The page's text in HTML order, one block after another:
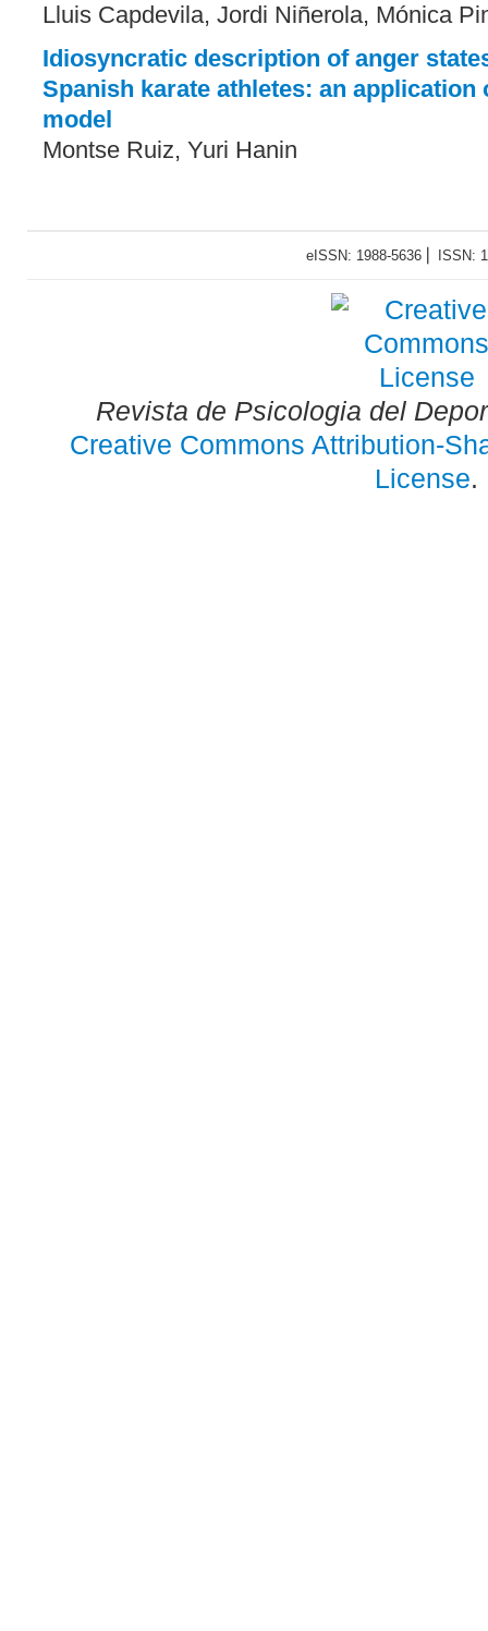
Lluis Capdevila, Jordi Niñerola, Mónica
Idiosyncratic description of anger
Spanish karate athletes: an application
model
Montse Ruiz, Yuri Hanin
eISSN: 1988-5636 ⎜ ISSN:
Revista de Psicologia del
Creative Commons Attribution-
License.